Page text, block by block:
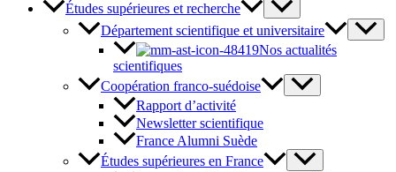
Études supérieures et recherche
Département scientifique et universitaire
Nos actualités
scientifiques
Coopération franco-suédoise
Rapport d’activité
Newsletter scientifique
France Alumni Suède
Études supérieures en France